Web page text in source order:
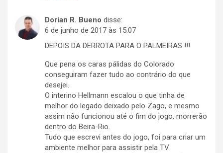
Dorian R. Bueno disse:
6 de junho de 2017 às 15:07
DEPOIS DA DERROTA PARA O PALMEIRAS !!!
Que pena os caras pálidas do Colorado
conseguiram fazer tudo ao contrário do que
desejei.
O interino Hellmann escalou o que tinha de
melhor do legado deixado pelo Zago, e mesmo
assim não funcionou até o fim do jogo, morrerão
dentro do Beira-Rio.
Tudo que escrevi antes do jogo, foi para criar um
ambiente melhor para assistir pela TV.